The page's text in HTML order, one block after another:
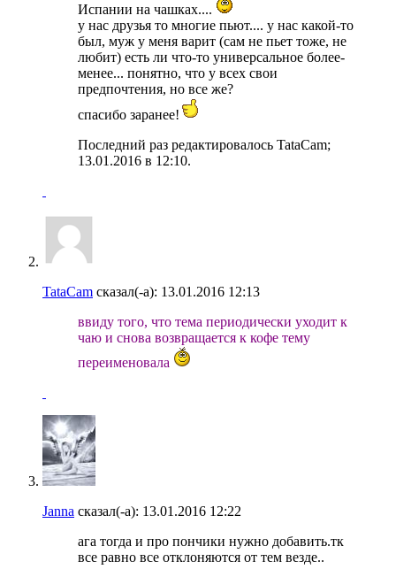
Испании на чашках....
у нас друзья то многие пьют.... у нас какой-то
был, муж у меня варит (сам не пьет тоже, не
любит) есть ли что-то универсальное более-
менее... понятно, что у всех свои
предпочтения, но все же?
спасибо заранее!
Последний раз редактировалось TataCam;
13.01.2016 в 12:10.
TataCam сказал(-а): 13.01.2016 12:13
ввиду того, что тема периодически уходит к
чаю и снова возвращается к кофе тему
переименовала
Janna сказал(-а): 13.01.2016 12:22
ага тогда и про пончики нужно добавить.тк
все равно все отклоняются от тем везде..